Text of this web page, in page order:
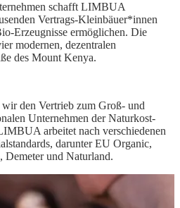
schafft LIMBUA
Vertrags-Kleinbäuer*innen
Erzeugnisse ermöglichen. Die
modernen, dezentralen
des Mount Kenya.
den Vertrieb zum Groß- und
Unternehmen der Naturkost-
arbeitet nach verschiedenen
darunter EU Organic,
und Naturland.